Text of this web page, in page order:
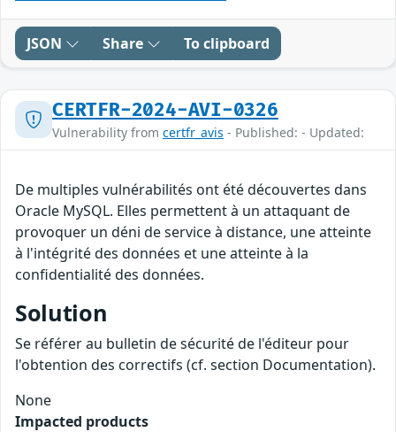
JSON Share To clipboard
CERTFR-2024-AVI-0326
Vulnerability from certfr_avis - Published: - Updated:
De multiples vulnérabilités ont été découvertes dans
Oracle MySQL. Elles permettent à un attaquant de
provoquer un déni de service à distance, une atteinte
à l'intégrité des données et une atteinte à la
confidentialité des données.
Solution
Se référer au bulletin de sécurité de l'éditeur pour
l'obtention des correctifs (cf. section Documentation).
None
Impacted products